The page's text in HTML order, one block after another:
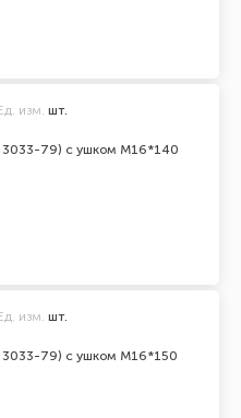
79) с ушком М16*140
изм. шт.
79) с ушком М16*150
изм. шт.